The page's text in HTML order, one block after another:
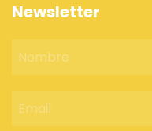
Newsletter